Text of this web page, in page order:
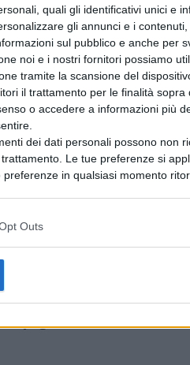
quali gli identificativi unici e
gli annunci e i
sul pubblico e anche per
noi e i nostri fornitori possiamo
tramite la scansione del
il trattamento per le finalità sopra
o accedere a informazioni più
dei dati personali possono non
Le tue preferenze si
in qualsiasi momento
Outs
LAZIO REBIBBIA ROMA
Traffico Illecito di